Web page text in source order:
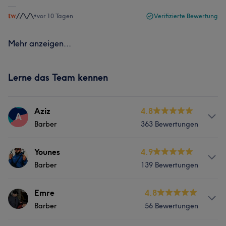
//\/\•vor 10 Tagen Verifizierte Bewertung
Mehr anzeigen...
Lerne das Team kennen
A Aziz
Barber
4.8
363 Bewertungen
Services
Haarentfernung
Younes
Barber
4.9
139 Bewertungen
ServicesEmre
Barber
4.8
56 Bewertungen